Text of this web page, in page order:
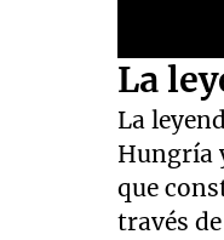
0
seconds
1
minute,
9
seconds
90%
La
La
Hungría
que
través